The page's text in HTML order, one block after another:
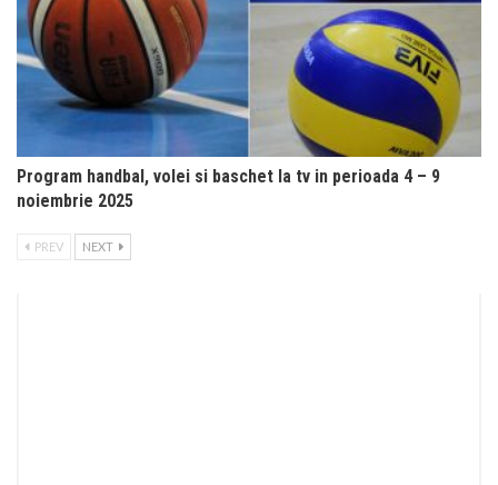
Program handbal, volei si baschet la tv in perioada 4 – 9
noiembrie 2025
PREV NEXT